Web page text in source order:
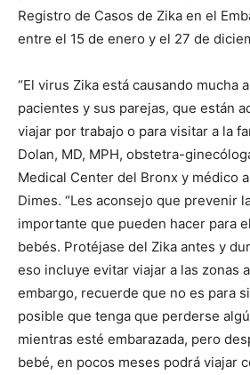
Registro de Casos de Zika en el
entre el 15 de enero y el 27 de
“El virus Zika está causando mucha
pacientes y sus parejas, que están
viajar por trabajo o para visitar a la
Dolan, MD, MPH, obstetra-
Medical Center del Bronx y médico
Dimes. “Les aconsejo que prevenir
importante que pueden hacer para
bebés. Protéjase del Zika antes y
eso incluye evitar viajar a las zonas
embargo, recuerde que no es para
posible que tenga que perderse
mientras esté embarazada, pero
bebé, en pocos meses podrá viajar